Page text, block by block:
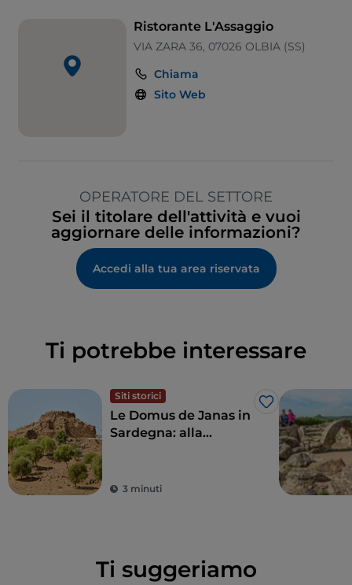
Ristorante L'Assaggio
VIA ZARA 36, 07026 OLBIA (SS)
Chiama
Sito Web
OPERATORE DEL SETTORE
Sei il titolare dell'attività e vuoi
aggiornare delle informazioni?
Accedi alla tua area riservata
Ti potrebbe interessare
Siti storici
Like
Le Domus de Janas in
Sardegna: alla
3 minuti
Ti suggeriamo